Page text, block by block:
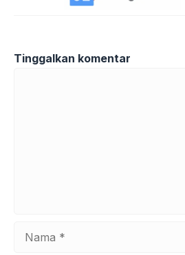
Tinggalkan komentar